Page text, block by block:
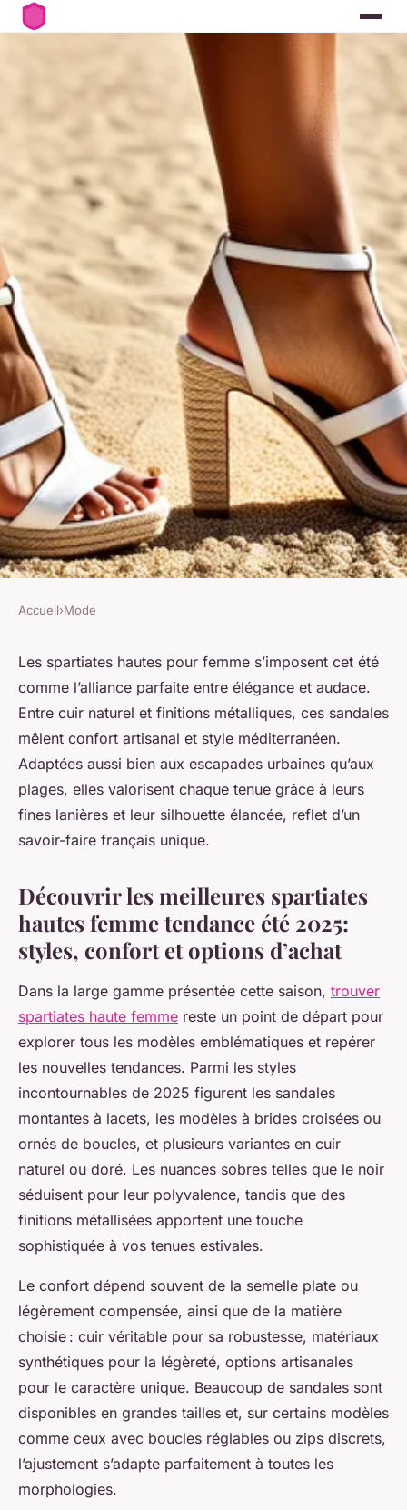
Spartiates haute femme : un
choix élégant pour l'été 2025
Jeanne •29 mai 2025•4 min de lecture
Accueil›Mode
Les spartiates hautes pour femme s’imposent cet été
comme l’alliance parfaite entre élégance et audace.
Entre cuir naturel et finitions métalliques, ces sandales
mêlent confort artisanal et style méditerranéen.
Adaptées aussi bien aux escapades urbaines qu’aux
plages, elles valorisent chaque tenue grâce à leurs
fines lanières et leur silhouette élancée, reflet d’un
savoir-faire français unique.
Découvrir les meilleures spartiates
hautes femme tendance été 2025:
styles, confort et options d’achat
Dans la large gamme présentée cette saison, trouver
spartiates haute femme reste un point de départ pour
explorer tous les modèles emblématiques et repérer
les nouvelles tendances. Parmi les styles
incontournables de 2025 figurent les sandales
montantes à lacets, les modèles à brides croisées ou
ornés de boucles, et plusieurs variantes en cuir
naturel ou doré. Les nuances sobres telles que le noir
séduisent pour leur polyvalence, tandis que des
finitions métallisées apportent une touche
sophistiquée à vos tenues estivales.
Le confort dépend souvent de la semelle plate ou
légèrement compensée, ainsi que de la matière
choisie : cuir véritable pour sa robustesse, matériaux
synthétiques pour la légèreté, options artisanales
pour le caractère unique. Beaucoup de sandales sont
disponibles en grandes tailles et, sur certains modèles
comme ceux avec boucles réglables ou zips discrets,
l’ajustement s’adapte parfaitement à toutes les
morphologies.